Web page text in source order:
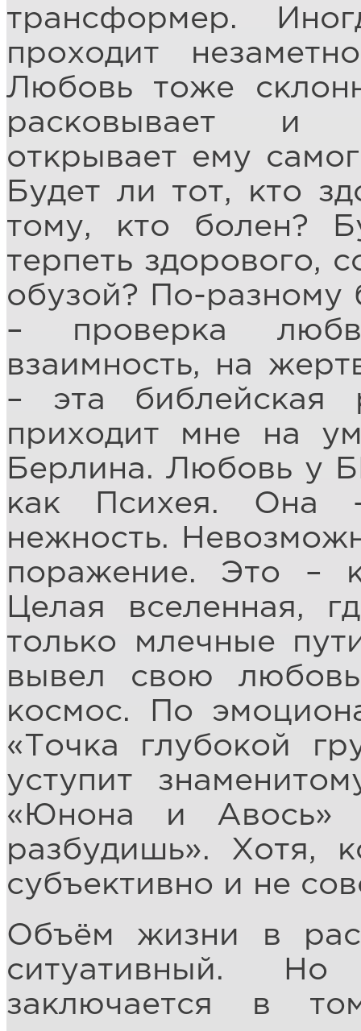
трансформер.
проходит
Любовь тоже
расковывает и
открывает ему
Будет ли тот, кто
тому, кто болен?
терпеть здорового,
обузой? По-разному
– проверка
взаимность, на
– эта библейская
приходит мне на
Берлина. Любовь у
как Психея. Она
нежность.
поражение. Это –
Целая вселенная,
только млечные
вывел свою
космос. По
«Точка глубокой
уступит
«Юнона и Авось»
разбудишь». Хотя,
субъективно и не
Объём жизни в
ситуативный. Но
заключается в